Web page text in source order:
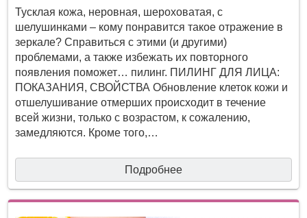
Тусклая кожа, неровная, шероховатая, с
шелушинками – кому понравится такое отражение в
зеркале? Справиться с этими (и другими)
проблемами, а также избежать их повторного
появления поможет… пилинг. ПИЛИНГ ДЛЯ ЛИЦА:
ПОКАЗАНИЯ, СВОЙСТВА Обновление клеток кожи и
отшелушивание отмерших происходит в течение
всей жизни, только с возрастом, к сожалению,
замедляются. Кроме того,…
Подробнее